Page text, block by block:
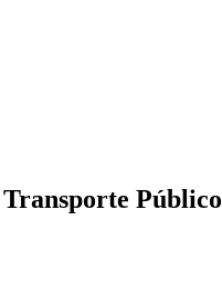
Público